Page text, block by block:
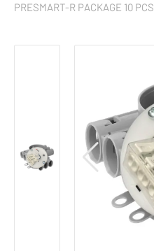
PRESMART-R PACKAGE 10 PCS